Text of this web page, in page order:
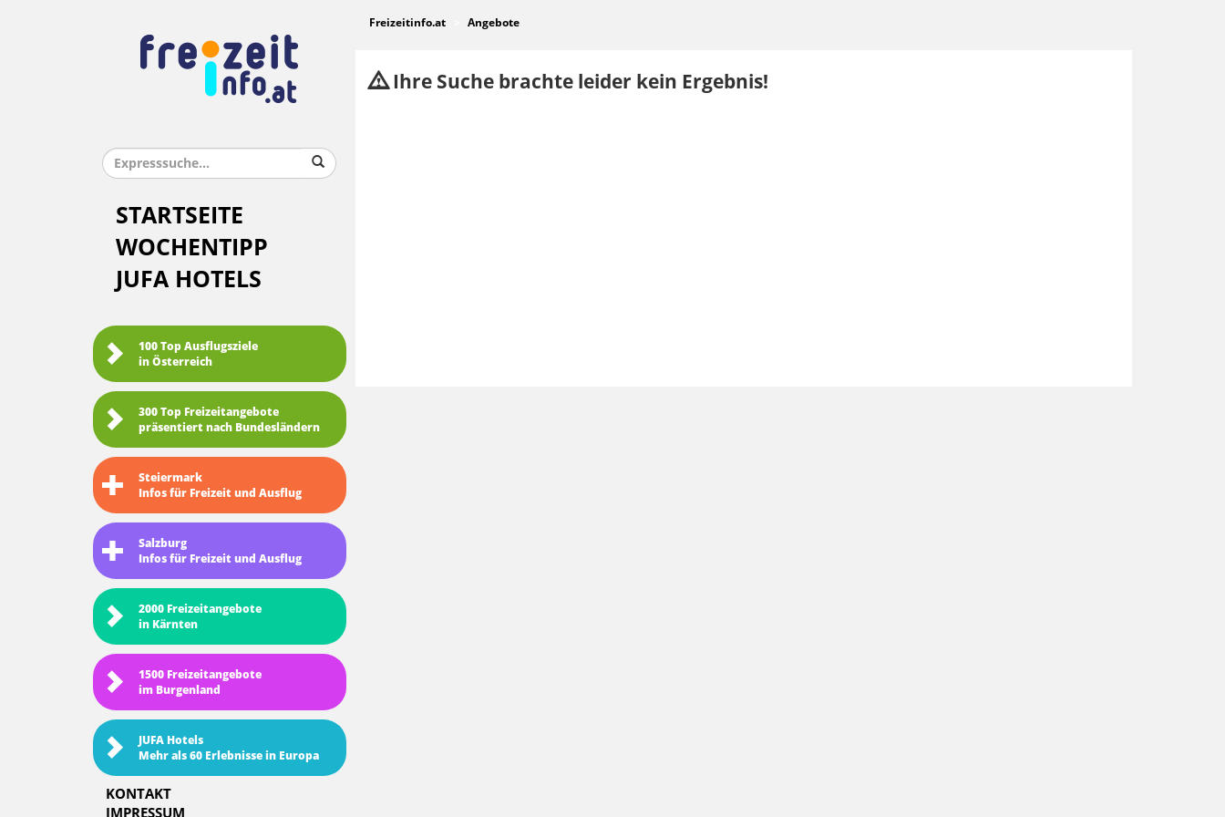
STARTSEITE
WOCHENTIPP
JUFA HOTELS
100 Top Ausflugsziele
in Österreich
300 Top Freizeitangebote
präsentiert nach Bundesländern
Steiermark
Infos für Freizeit und Ausflug
Salzburg
Infos für Freizeit und Ausflug
2000 Freizeitangebote
in Kärnten
1500 Freizeitangebote
im Burgenland
JUFA Hotels
Mehr als 60 Erlebnisse in Europa
KONTAKT
IMPRESSUM
Freizeitinfo.at Angebote
Ihre Suche brachte leider kein Ergebnis!